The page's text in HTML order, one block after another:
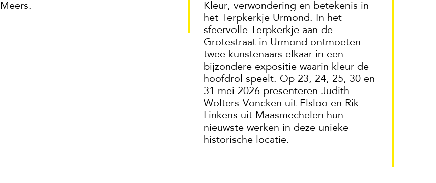
Meers.
Kleur, verwondering en betekenis in
het Terpkerkje Urmond. In het
sfeervolle Terpkerkje aan de
Grotestraat in Urmond ontmoeten
twee kunstenaars elkaar in een
bijzondere expositie waarin kleur de
hoofdrol speelt. Op 23, 24, 25, 30 en
31 mei 2026 presenteren Judith
Wolters-Voncken uit Elsloo en Rik
Linkens uit Maasmechelen hun
nieuwste werken in deze unieke
historische locatie.